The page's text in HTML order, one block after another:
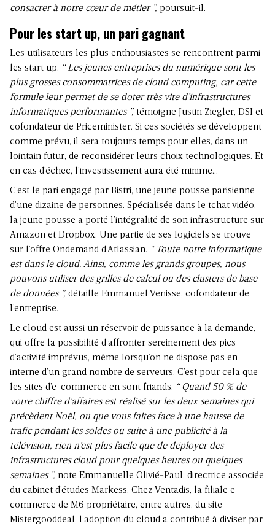
consacrer à notre cœur de métier ”, poursuit-il.
Pour les start up, un pari gagnant
Les utilisateurs les plus enthousiastes se rencontrent parmi
les start up. “ Les jeunes entreprises du numérique sont les
plus grosses consommatrices de cloud computing, car cette
formule leur permet de se doter très vite d’infrastructures
informatiques performantes ”, témoigne Justin Ziegler, DSI et
cofondateur de Priceminister. Si ces sociétés se développent
comme prévu, il sera toujours temps pour elles, dans un
lointain futur, de reconsidérer leurs choix technologiques. Et
en cas d’échec, l’investissement aura été minime…
C’est le pari engagé par Bistri, une jeune pousse parisienne
d’une dizaine de personnes. Spécialisée dans le tchat vidéo,
la jeune pousse a porté l’intégralité de son infrastructure sur
Amazon et Dropbox. Une partie de ses logiciels se trouve
sur l’offre Ondemand d’Atlassian. “ Toute notre informatique
est dans le cloud. Ainsi, comme les grands groupes, nous
pouvons utiliser des grilles de calcul ou des clusters de base
de données ”, détaille Emmanuel Venisse, cofondateur de
l’entreprise.
Le cloud est aussi un réservoir de puissance à la demande,
qui offre la possibilité d’affronter sereinement des pics
d’activité imprévus, même lorsqu’on ne dispose pas en
interne d’un grand nombre de serveurs. C’est pour cela que
les sites d’e-commerce en sont friands. “ Quand 50 % de
votre chiffre d’affaires est réalisé sur les deux semaines qui
précèdent Noël, ou que vous faites face à une hausse de
trafic pendant les soldes ou suite à une publicité à la
télévision, rien n’est plus facile que de déployer des
infrastructures cloud pour quelques heures ou quelques
semaines ”, note Emmanuelle Olivié-Paul, directrice associée
du cabinet d’études Markess. Chez Ventadis, la filiale e-
commerce de M6 propriétaire, entre autres, du site
Mistergooddeal, l’adoption du cloud a contribué à diviser par